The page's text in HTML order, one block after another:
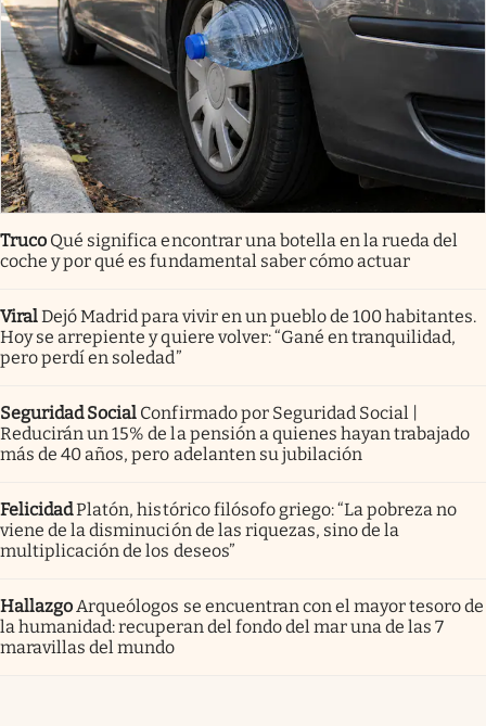
Truco Qué significa encontrar una botella en la rueda del
coche y por qué es fundamental saber cómo actuar
ViralDejó Madrid para vivir en un pueblo de 100 habitantes.
Hoy se arrepiente y quiere volver: “Gané en tranquilidad,
pero perdí en soledad”
Seguridad Social Confirmado por Seguridad Social |
Reducirán un 15% de la pensión a quienes hayan trabajado
más de 40 años, pero adelanten su jubilación
FelicidadPlatón, histórico filósofo griego: “La pobreza no
viene de la disminución de las riquezas, sino de la
multiplicación de los deseos”
Hallazgo Arqueólogos se encuentran con el mayor tesoro de
la humanidad: recuperan del fondo del mar una de las 7
maravillas del mundo